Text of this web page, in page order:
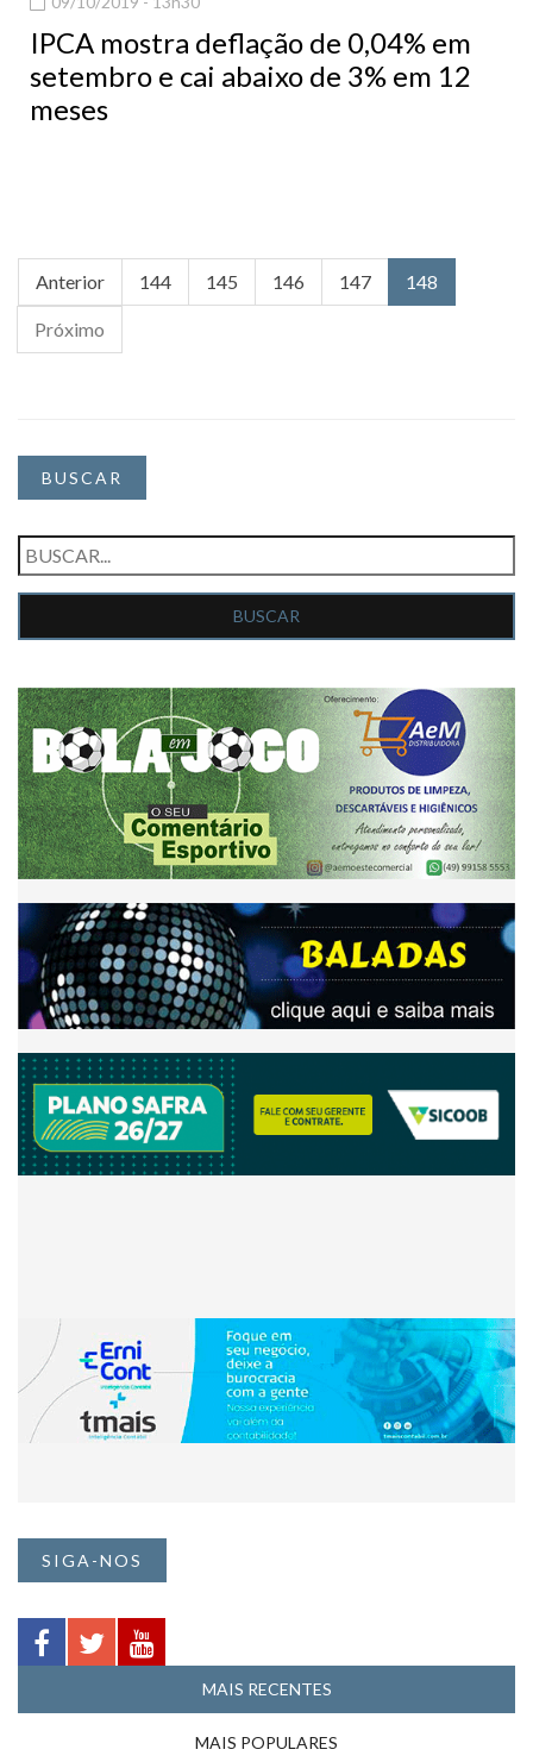
IPCA mostra deflação de 0,04% em
setembro e cai abaixo de 3% em 12
meses
Anterior 144 145 146 147 148
Próximo
BUSCAR
SIGA-NOS
MAIS RECENTES
MAIS POPULARES